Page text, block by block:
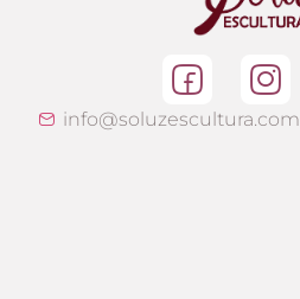
info@soluzescultura.com